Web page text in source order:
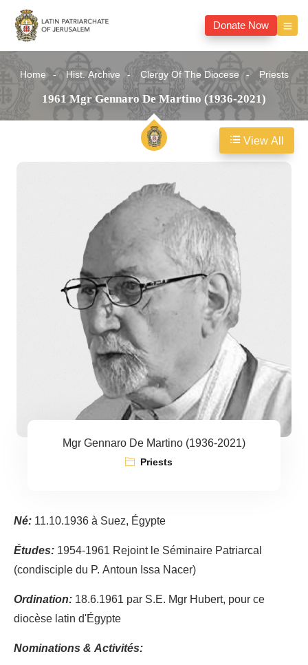
Donate Now
Home Hist. Archive Clergy Of The Diocese Priests
1961 Mgr Gennaro De Martino (1936-2021)
Mgr Gennaro De Martino (1936-2021)
Priests
Né:11.10.1936 à Suez, Égypte
Études:1954-1961 Rejoint le Séminaire Patriarcal
(condisciple du P. Antoun Issa Nacer)
Ordination:18.6.1961 par S.E. Mgr Hubert, pour ce
diocèse latin d'Égypte
Nominations & Activités:
View All